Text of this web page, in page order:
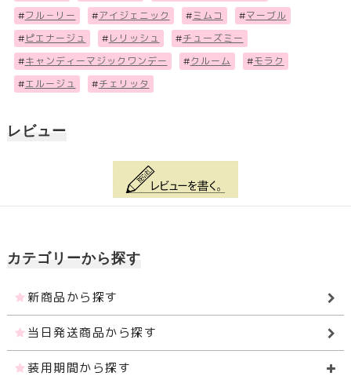
#フル－リー #アイジェニック #ミムコ #マーブル
# ピエナージュ # レリッシュ #チューズミー
#キャンディーマジックワンデー #クルーム #モラク
#エルージュ #チェリッタ
レビュー
カテゴリーから探す
新商品から探す
当日発送商品から探す
装用期間から探す